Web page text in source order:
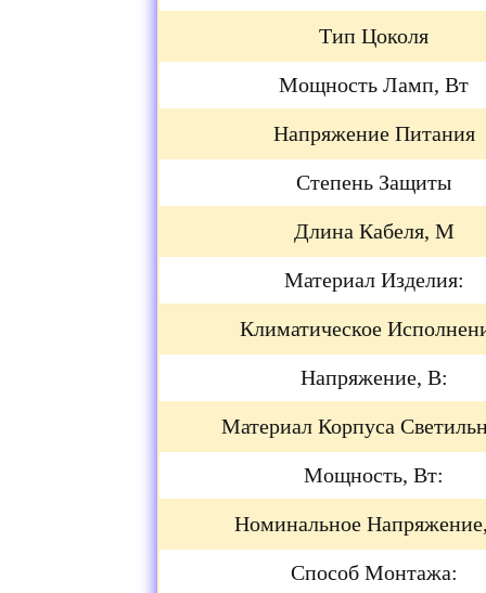
Тип Цоколя
Мощность Ламп, Вт
Напряжение Питания
Степень Защиты
Длина Кабеля, М
Материал Изделия:
Климатическое
Напряжение, В:
Материал Корпуса
Мощность, Вт:
Номинальное
Способ Монтажа: